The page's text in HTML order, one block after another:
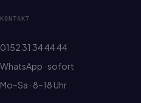
KONTAKT
0152 31 34 44 44
WhatsApp · sofort
Mo–Sa · 8–18 Uhr